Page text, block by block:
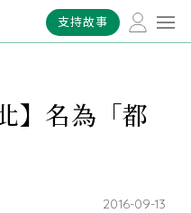
支持故事
】名為「都
2016-09-13